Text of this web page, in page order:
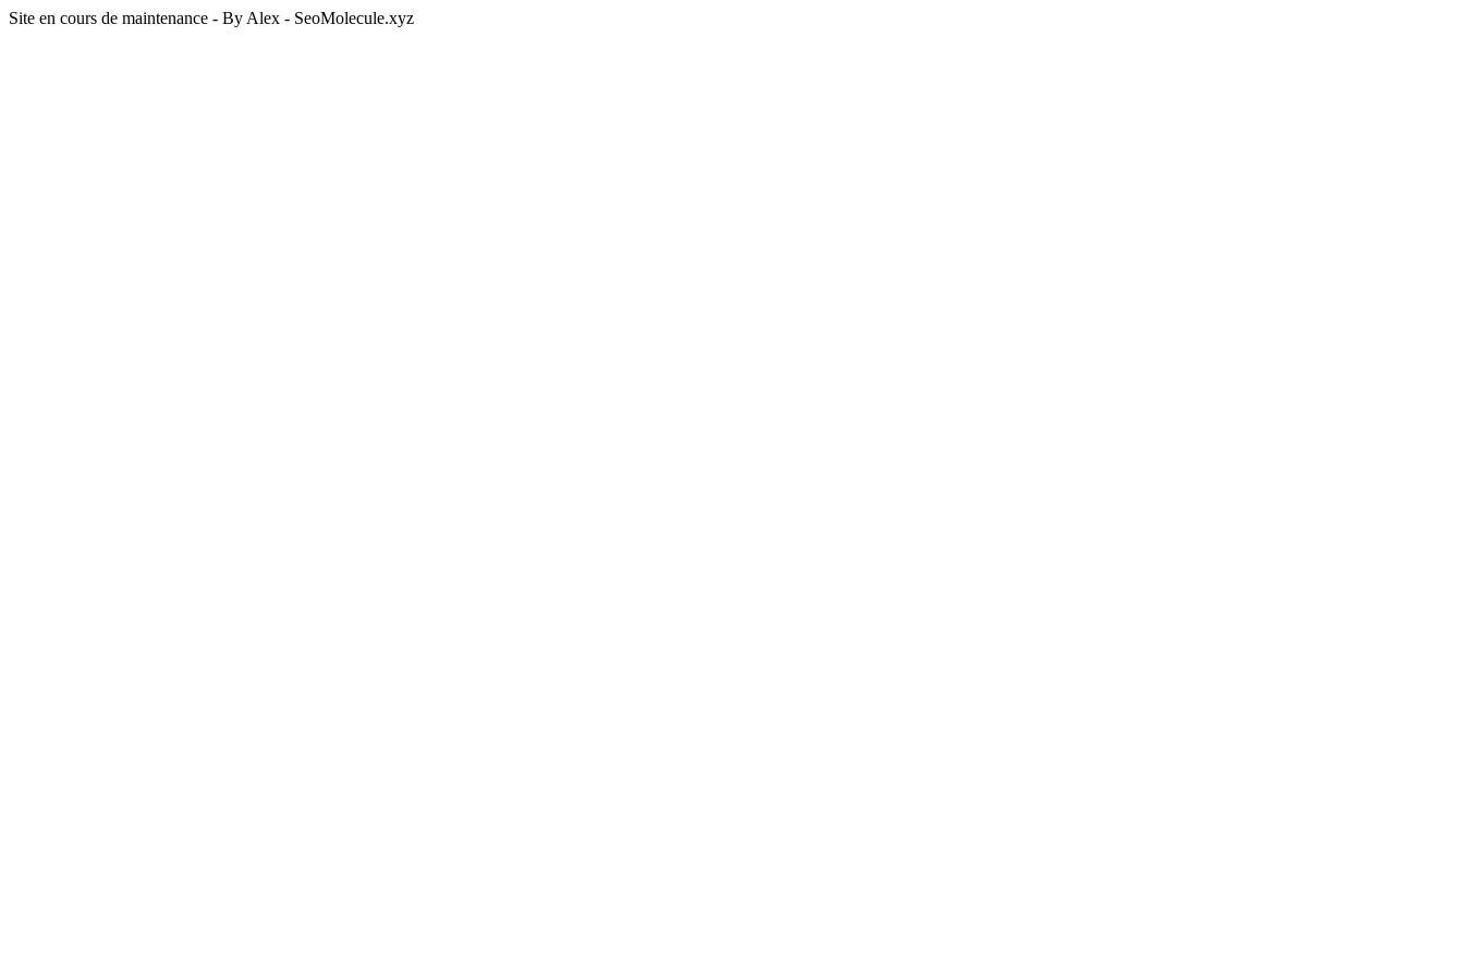
Site en cours de maintenance - By Alex - SeoMolecule.xyz